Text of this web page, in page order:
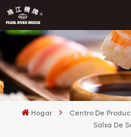
Hogar Centro De
Salsa De